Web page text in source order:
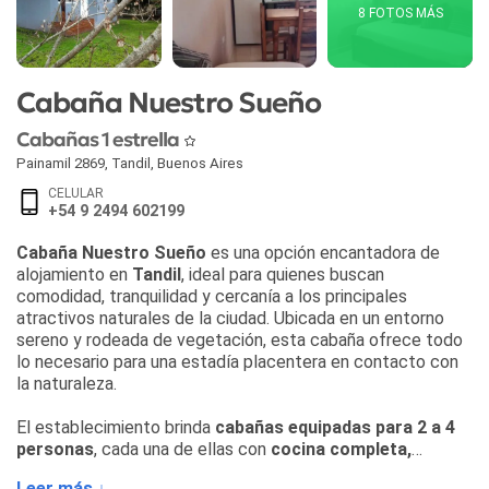
8 FOTOS MÁS
Cabaña Nuestro Sueño
Cabañas 1 estrella
Painamil 2869 Tandil Buenos Aires
CELULAR
+54 9 2494 602199
Cabaña Nuestro Sueño es una opción encantadora de
alojamiento en Tandil, ideal para quienes buscan
comodidad, tranquilidad y cercanía a los principales
atractivos naturales de la ciudad. Ubicada en un entorno
sereno y rodeada de vegetación, esta cabaña ofrece todo
lo necesario para una estadía placentera en contacto con
la naturaleza.
El establecimiento brinda cabañas equipadas para 2 a 4
personas, cada una de ellas con cocina completa,